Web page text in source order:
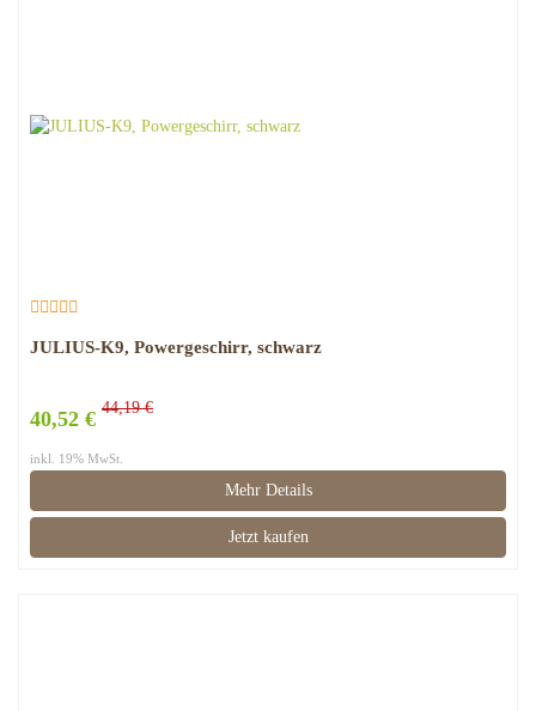
JULIUS-K9, Powergeschirr, schwarz
40,52 € 44,19 €
inkl. 19% MwSt.
Mehr Details
Jetzt kaufen